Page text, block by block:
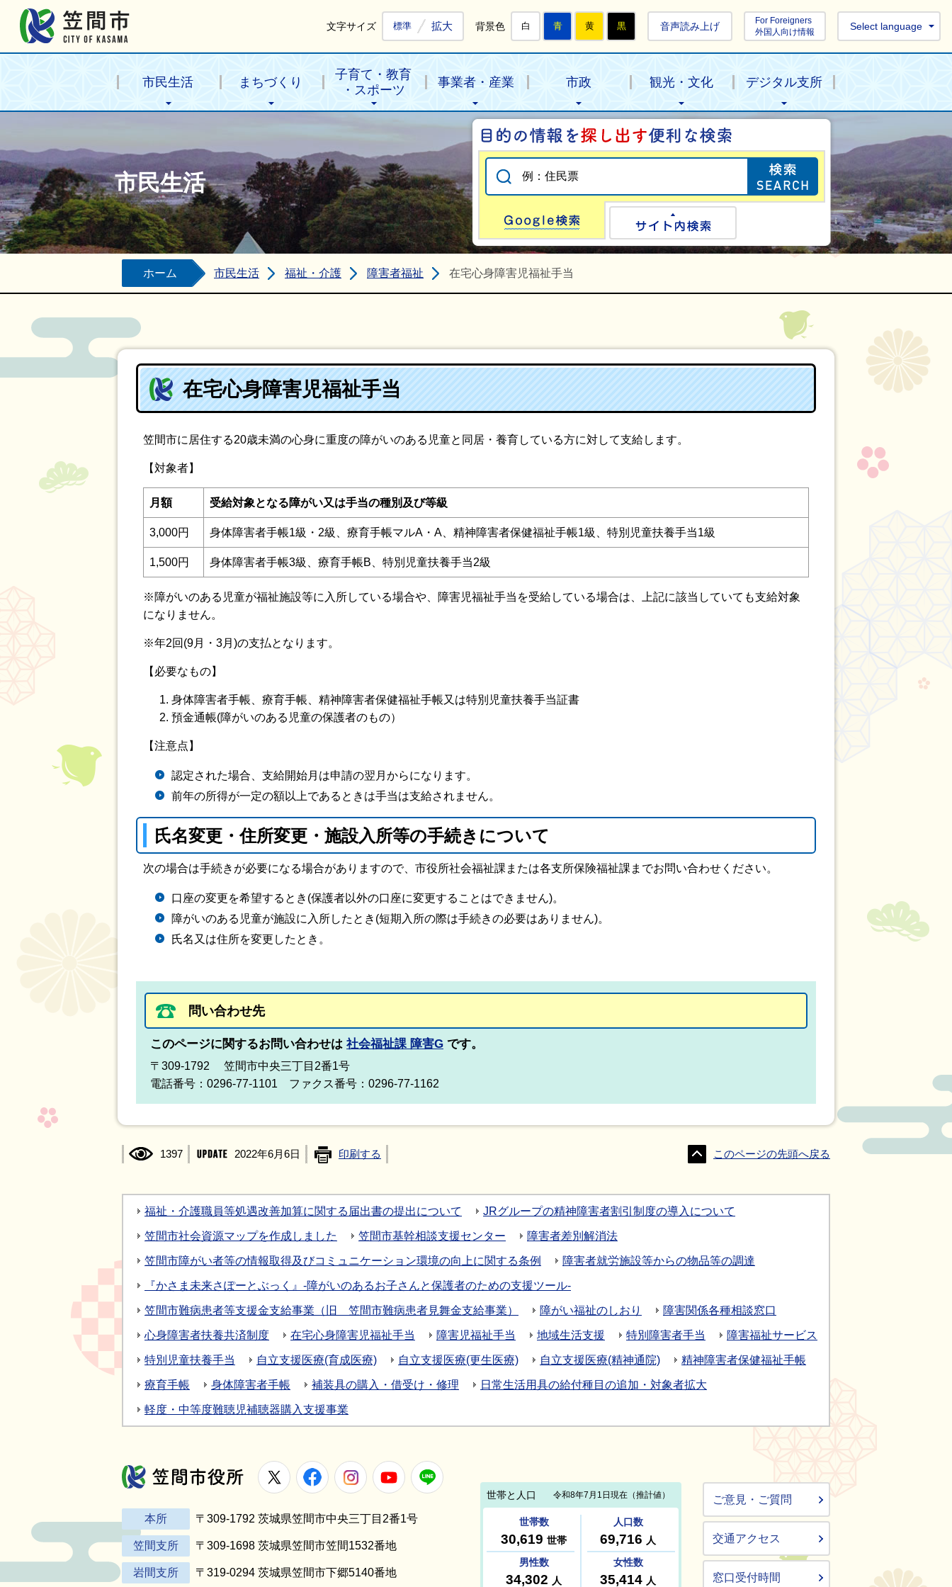
文字サイズ 標準 拡大 背景色 白 青 黄 黒 音声読み上げ
For Foreigners
外国人向け情報
Select language
市民生活 まちづくり
子育て・教育
・スポーツ
事業者・産業 市政 観光・文化 デジタル支所
市民生活
目的の情報を探
Google検索
ホーム 市民生活 福祉・介護 障害者福祉 在宅心身障害児福祉手当
在宅心身障害児福祉手当
笠間市に居住する20歳未満の心身に重度の障がいのある児童と同居・養育している方に対して支給します。
【対象者】
月額 受給対象となる障がい又は手当の種別及び等級
3,000円 身体障害者手帳1級・2級、療育手帳マルA・A、精神障害者保健福祉手帳1級、特別児童扶養手当1級
1,500円 身体障害者手帳3級、療育手帳B、特別児童扶養手当2級
※障がいのある児童が福祉施設等に入所している場合や、障害児福祉手当を受給している場合は、上記に該当していても支給対象
になりません。
※年2回(9月・3月)の支払となります。
【必要なもの】
身体障害者手帳、療育手帳、精神障害者保健福祉手帳又は特別児童扶養手当証書
預金通帳(障がいのある児童の保護者のもの）
【注意点】
認定された場合、支給開始月は申請の翌月からになります。
前年の所得が一定の額以上であるときは手当は支給されません。
氏名変更・住所変更・施設入所等の手続きについて
次の場合は手続きが必要になる場合がありますので、市役所社会福祉課または各支所保険福祉課までお問い合わせください。
口座の変更を希望するとき(保護者以外の口座に変更することはできません)。
障がいのある児童が施設に入所したとき(短期入所の際は手続きの必要はありません)。
氏名又は住所を変更したとき。
問い合わせ先
このページに関するお問い合わせは 社会福祉課 障害G です。
〒309-1792 笠間市中央三丁目2番1号
電話番号：0296-77-1101 ファクス番号：0296-77-1162
1397 2022年6月6日 印刷する このページの先頭へ戻る
福祉・介護職員等処遇改善加算に関する届出書の提出について JRグループの精神障害者割引制度の導入について
笠間市社会資源マップを作成しました 笠間市基幹相談支援センター 障害者差別解消法
笠間市障がい者等の情報取得及びコミュニケーション環境の向上に関する条例 障害者就労施設等からの物品等の調達
『かさま未来さぽーとぶっく』‐障がいのあるお子さんと保護者のための支援ツール‐
笠間市難病患者等支援金支給事業（旧 笠間市難病患者見舞金支給事業） 障がい福祉のしおり 障害関係各種相談窓口
心身障害者扶養共済制度 在宅心身障害児福祉手当 障害児福祉手当 地域生活支援 特別障害者手当 障害福祉サービス
特別児童扶養手当 自立支援医療(育成医療) 自立支援医療(更生医療) 自立支援医療(精神通院) 精神障害者保健福祉手帳
療育手帳 身体障害者手帳 補装具の購入・借受け・修理 日常生活用具の給付種目の追加・対象者拡大
軽度・中等度難聴児補聴器購入支援事業
笠間市役所
X FacebookInstagramYoutube
本所 〒309-1792 茨城県笠間市中央三丁目2番1号
笠間支所 〒309-1698 茨城県笠間市笠間1532番地
岩間支所 〒319-0294 茨城県笠間市下郷5140番地
ご意見・ご質問
交通アクセス
窓口受付時間